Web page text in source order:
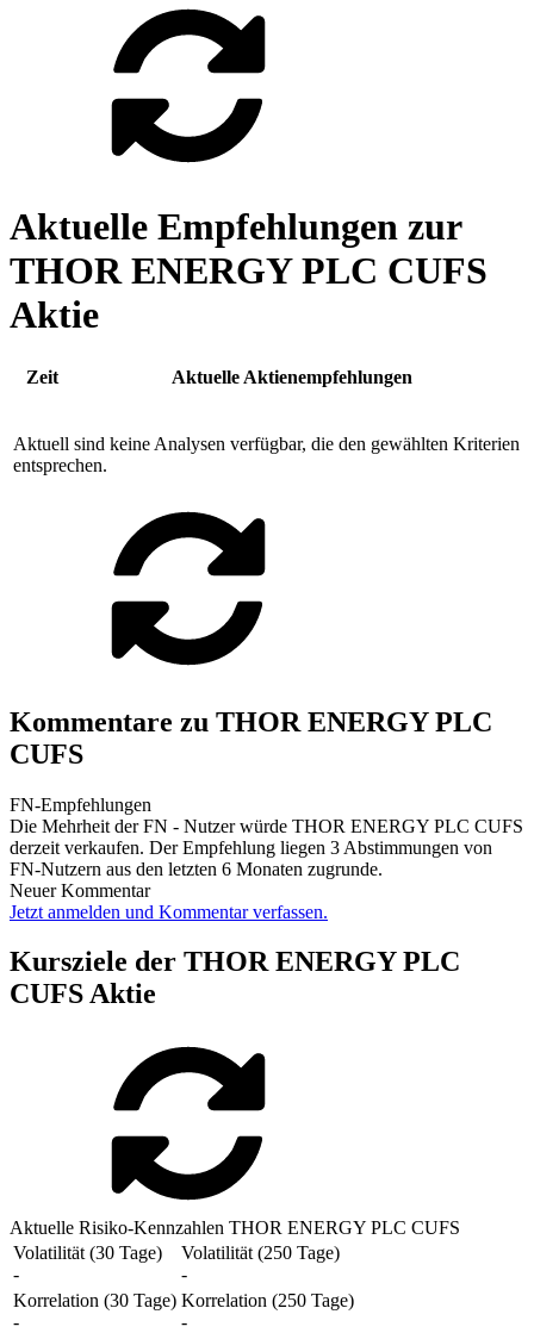
Aktuelle Empfehlungen zur
THOR ENERGY PLC CUFS
Aktie
Zeit Aktuelle Aktienempfehlungen
Aktuell sind keine Analysen verfügbar, die den gewählten Kriterien
entsprechen.
Kommentare zu THOR ENERGY PLC
CUFS
FN-Empfehlungen
Die Mehrheit der FN - Nutzer würde THOR ENERGY PLC CUFS
derzeit verkaufen. Der Empfehlung liegen 3 Abstimmungen von
FN-Nutzern aus den letzten 6 Monaten zugrunde.
Neuer Kommentar
Jetzt anmelden und Kommentar verfassen.
Kursziele der THOR ENERGY PLC
CUFS Aktie
Aktuelle Risiko-Kennzahlen THOR ENERGY PLC CUFS
Volatilität (30 Tage)
-
Volatilität (250 Tage)
-
Korrelation (30 Tage)
-
Korrelation (250 Tage)
-